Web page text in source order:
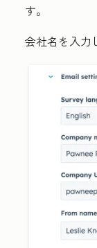
す。
会社名 を入力